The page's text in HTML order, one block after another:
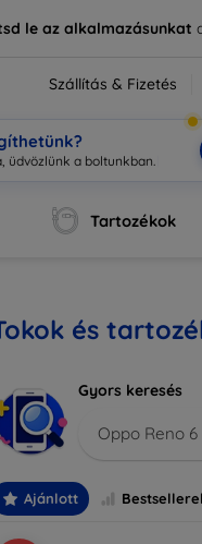
le az alkalmazásunkat
Szállítás & Fizetés
Tartozékok
és
Gyors keresés
Oppo Reno 6
Ajánlott